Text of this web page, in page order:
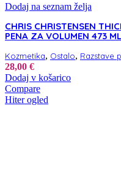
Dodaj na seznam želja
CHRIS CHRISTENSEN
PENA ZA VOLUMEN 473 ML
Kozmetika, Ostalo, Razstave
28,00 €
Dodaj v košarico
Compare
Hiter ogled